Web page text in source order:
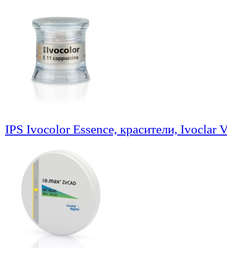
IPS Ivocolor Essence, красители, Ivoclar